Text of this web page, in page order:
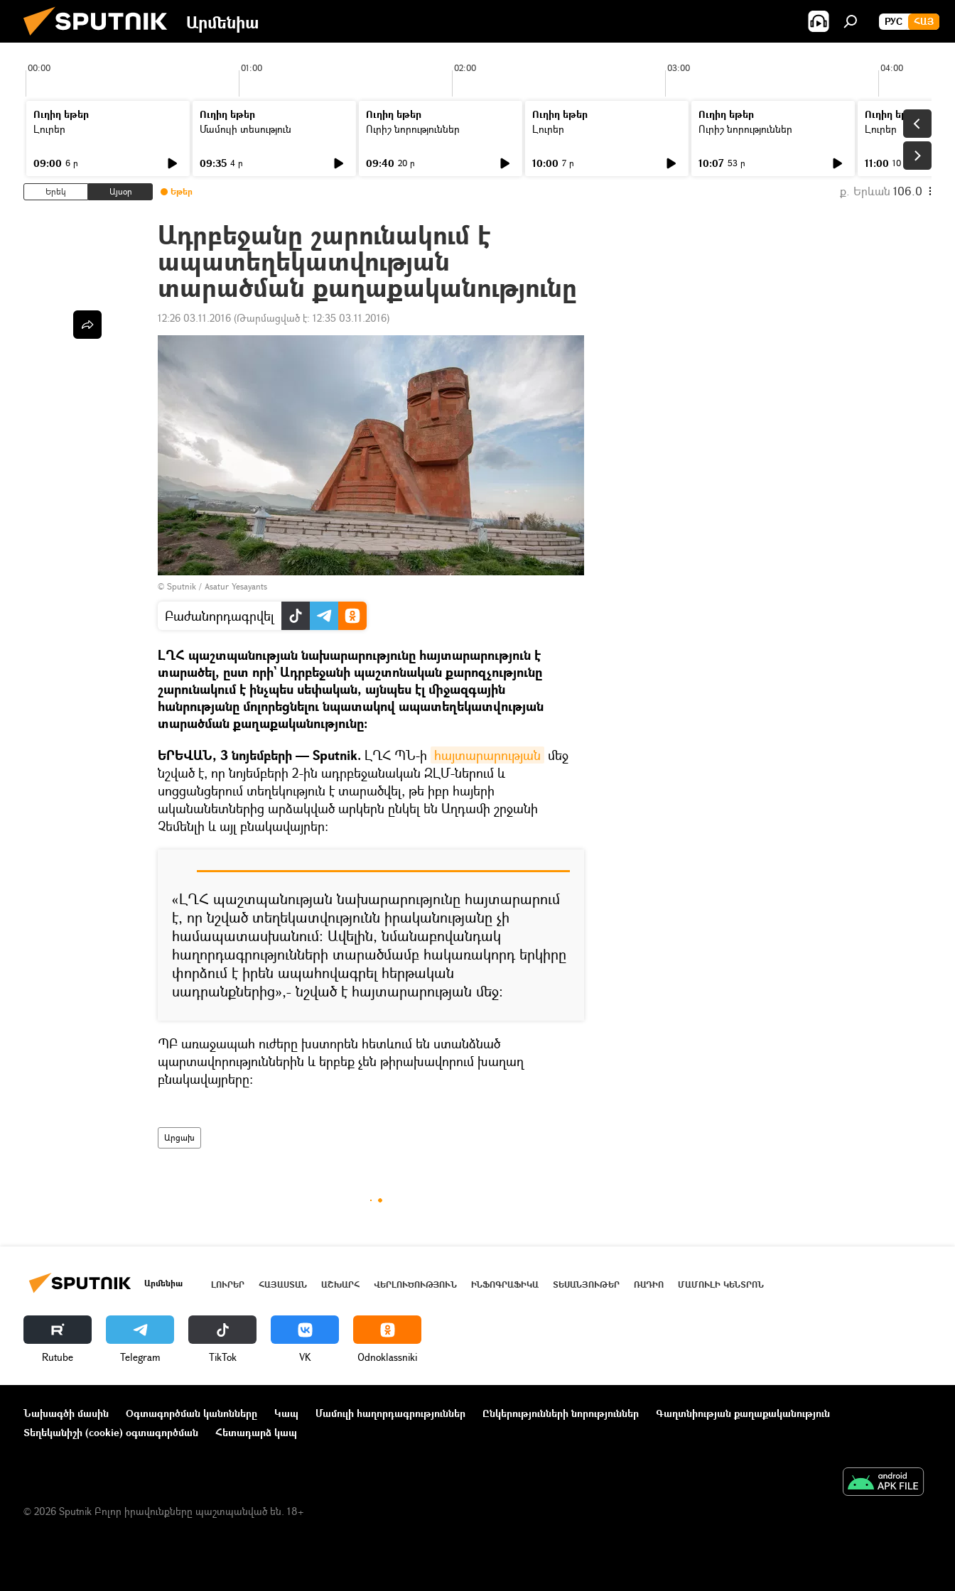
Արմենիա РУС ՀԱՅ
00:00 01:00 02:00 03:00 04:00
Ուղիղ եթեր
Լուրեր
09:00 6 ր
Ուղիղ եթեր
Մամուլի տեսություն
09:35 4 ր
Ուղիղ եթեր
Ուրիշ նորություններ
09:40 20 ր
Ուղիղ եթեր
Լուրեր
10:00 7 ր
Ուղիղ եթեր
Ուրիշ նորություններ
10:07 53 ր
Ուղիղ եթեր
Լուրեր
11:00 10 ր
Երեկ Այսօր Եթեր ք. Երևան 106.0
Ադրբեջանը շարունակում է
ապատեղեկատվության
տարածման քաղաքականությունը
12:26 03.11.2016 (Թարմացված է: 12:35 03.11.2016)
© Sputnik / Asatur Yesayants
Բաժանորդագրվել
ԼՂՀ պաշտպանության նախարարությունը հայտարարություն է
տարածել, ըստ որի` Ադրբեջանի պաշտոնական քարոզչությունը
շարունակում է ինչպես սեփական, այնպես էլ միջազգային
հանրությանը մոլորեցնելու նպատակով ապատեղեկատվության
տարածման քաղաքականությունը:
ԵՐԵՎԱՆ, 3 նոյեմբերի — Sputnik. ԼՂՀ ՊՆ-ի հայտարարության մեջ
նշված է, որ նոյեմբերի 2-ին ադրբեջանական ԶԼՄ-ներում և
սոցցանցերում տեղեկություն է տարածվել, թե իբր հայերի
ականանետներից արձակված արկերն ընկել են Աղդամի շրջանի
Չեմենլի և այլ բնակավայրեր:
«ԼՂՀ պաշտպանության նախարարությունը հայտարարում
է, որ նշված տեղեկատվությունն իրականությանը չի
համապատասխանում: Ավելին, նմանաբովանդակ
հաղորդագրությունների տարածմամբ հակառակորդ երկիրը
փորձում է իրեն ապահովագրել հերթական
սադրանքներից»,- նշված է հայտարարության մեջ:
ՊԲ առաջապահ ուժերը խստորեն հետևում են ստանձնած
պարտավորություններին և երբեք չեն թիրախավորում խաղաղ
բնակավայրերը:
Արցախ
Արմենիա ԼՈՒՐԵՐ ՀԱՅԱՍՏԱՆ ԱՇԽԱՐՀ ՎԵՐԼՈՒԾՈՒԹՅՈՒՆ ԻՆՖՈԳՐԱՖԻԿԱ ՏԵՍԱՆՅՈՒԹԵՐ ՌԱԴԻՈ ՄԱՄՈՒԼԻ ԿԵՆՏՐՈՆ
Rutube Telegram ТikТоk VK Odnoklassniki
Նախագծի մասին Օգտագործման կանոնները Կապ Մամուլի հաղորդագրություններ Ընկերությունների նորություններ
Գաղտնիության քաղաքականություն
Տեղեկանիշի (cookie) օգտագործման
Հետադարձ կապ
© 2026 Sputnik Բոլոր իրավունքները պաշտպանված են. 18+